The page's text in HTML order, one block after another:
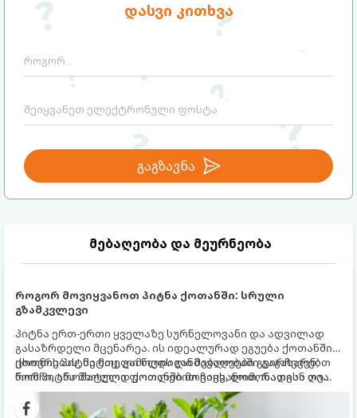
დასვი კითხვა
გაგზავნა
მებაღეობა და მეურნეობა
როგორ მოვიყვანოთ პიტნა ქოთანში: სრული
გზამკვლევი
პიტნა ერთ-ერთი ყველაზე სურნელოვანი და ადვილად
გასაზრდელი მცენარეა. ის იდეალურად ეგუება ქოთანში
ცხოვრებას, მეტიც, გამოცდილი მებაღეები გვირჩევენ,
რომ პიტნა მხოლოდ ქოთანში მოვიყვანოთ, რადგან ღია
გრუნტში (ბაღში) დარგვისას ის ფესვებით ძალიან
სწრაფად ვრცელდება და სხვა მცენარეებს ავიწროებს.
ქოთნის პიტნა მთელი წლის განმავლობაში გაგახარებთ
ნორჩი, არომატული ფოთლებით ჩაის, ლიმონათისა თუ
კერძებისთვის.